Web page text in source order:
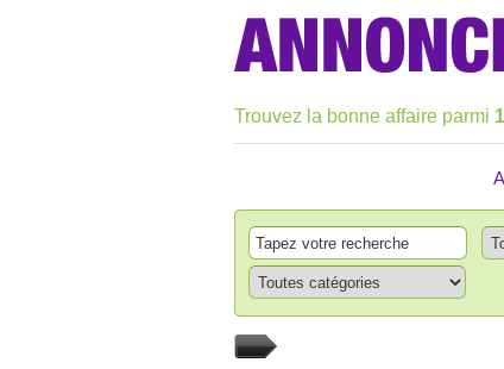
Trouvez la bonne affaire parmi